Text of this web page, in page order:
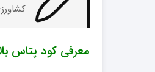
معرفی کود پتاس بالا 60 درصد 20 لیتری